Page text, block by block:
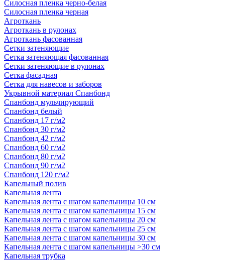
Силосная пленка черно-белая
Силосная пленка черная
Агроткань
Агроткань в рулонах
Агроткань фасованная
Сетки затеняющие
Сетка затеняющая фасованная
Сетки затеняющие в рулонах
Сетка фасадная
Сетка для навесов и заборов
Укрывной материал Спанбонд
Спанбонд мульчирующий
Спанбонд белый
Спанбонд 17 г/м2
Спанбонд 30 г/м2
Спанбонд 42 г/м2
Спанбонд 60 г/м2
Спанбонд 80 г/м2
Спанбонд 90 г/м2
Спанбонд 120 г/м2
Капельный полив
Капельная лента
Капельная лента с шагом капельницы 10 см
Капельная лента с шагом капельницы 15 см
Капельная лента с шагом капельницы 20 см
Капельная лента с шагом капельницы 25 см
Капельная лента с шагом капельницы 30 см
Капельная лента с шагом капельницы >30 см
Капельная трубка